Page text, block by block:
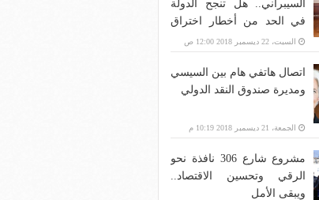
السيبراني.. هل تنجح الدولة
في الحد من أخطار اختراق
بنية الاتصالات؟
السبت، 22 ديسمبر 2018 12:00 ص
اتصال هاتفي هام بين السيسي
ومديرة صندوق النقد الدولي
الجمعة، 21 ديسمبر 2018 10:19 م
مشروع شارع 306 نافذة نحو
الرقي وتحسين الاقتصاد..
ويبقى الأمل